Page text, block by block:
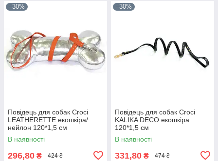
–30%
Повідець для собак Croci
LEATHERETTE екошкіра/
нейлон 120*1,5 см
(оранжевий лак)
В наявності
296,80 ₴ 424 ₴
–30%
Повідець для собак Croci
KALIKA DECO екошкіра
120*1,5 см
В наявності
331,80 ₴ 474 ₴